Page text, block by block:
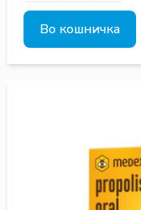
Во кошничка